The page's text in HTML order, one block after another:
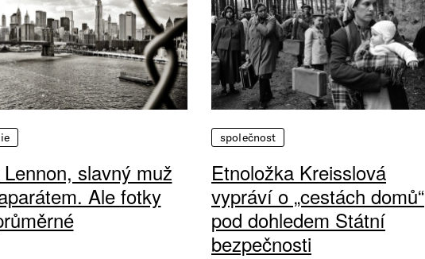
slavný muž
Ale fotky
společnost
Etnoložka Kreisslová
vypráví o „cestách domů“
pod dohledem Státní
bezpečnosti